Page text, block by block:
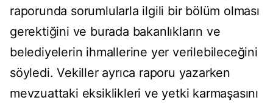
raporunda sorumlularla ilgili bir bölüm olması
gerektiğini ve burada bakanlıkların ve
belediyelerin ihmallerine yer verilebileceğini
söyledi. Vekiller ayrıca raporu yazarken
mevzuattaki eksiklikleri ve yetki karmaşasını